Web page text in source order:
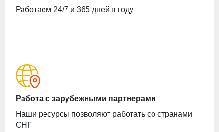
Работаем 24/7 и 365 дней в году
Работа с зарубежными партнерами
Наши ресурсы позволяют работать со странами
СНГ